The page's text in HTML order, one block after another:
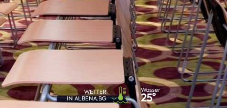
WETTER
IN ALBENA.BG
Wasser
25°